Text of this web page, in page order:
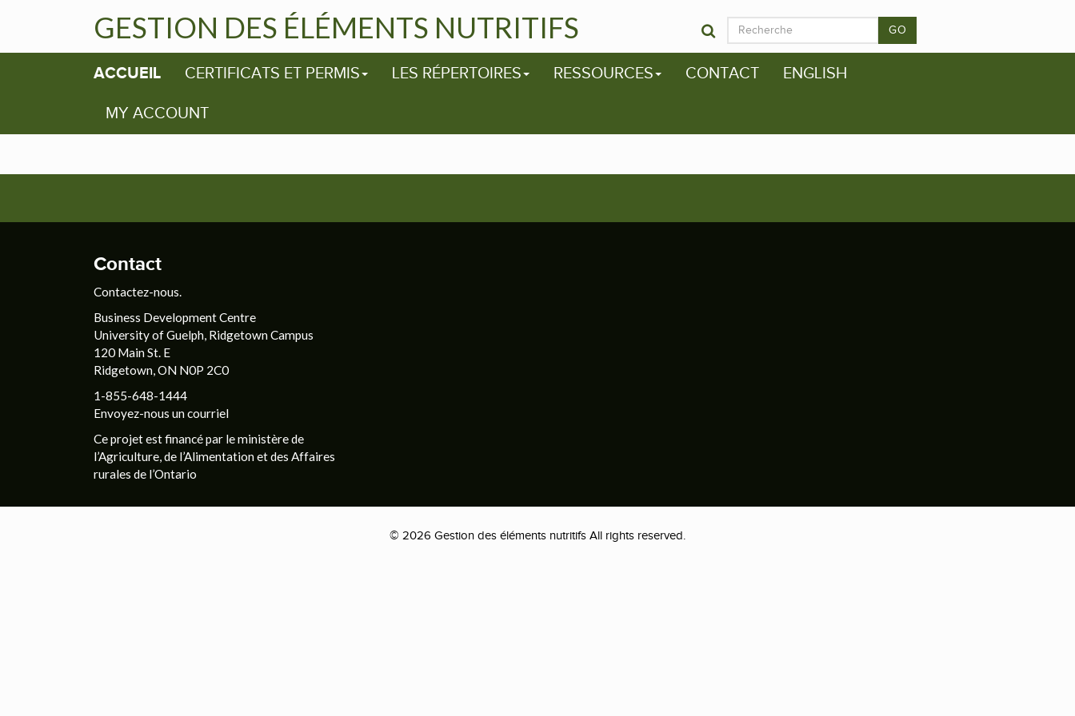
GESTION DES ÉLÉMENTS NUTRITIFS GO
ACCUEIL CERTIFICATS ET PERMIS LES RÉPERTOIRES RESSOURCES CONTACT ENGLISH
MY ACCOUNT
Contact
Contactez-nous.
Business Development Centre
University of Guelph, Ridgetown Campus
120 Main St. E
Ridgetown, ON N0P 2C0
1-855-648-1444
Envoyez-nous un courriel
Ce projet est financé par le ministère de
l’Agriculture, de l’Alimentation et des Affaires
rurales de l’Ontario
© 2026 Gestion des éléments nutritifs All rights reserved.